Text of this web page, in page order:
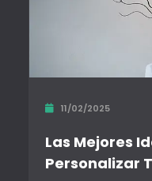
11/02/2025
Las Mejores
Personalizar